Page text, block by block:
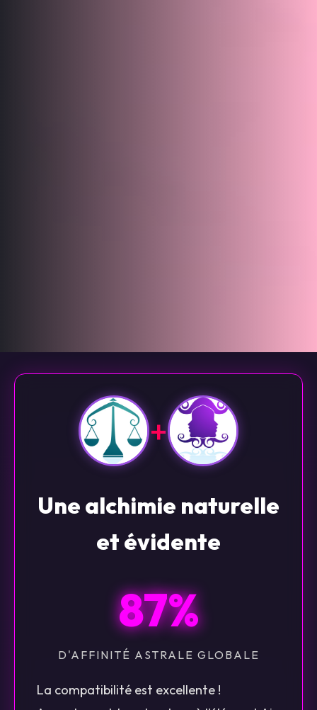
+
Une alchimie naturelle
et évidente
87%
D'AFFINITÉ ASTRALE GLOBALE
La compatibilité est excellente !